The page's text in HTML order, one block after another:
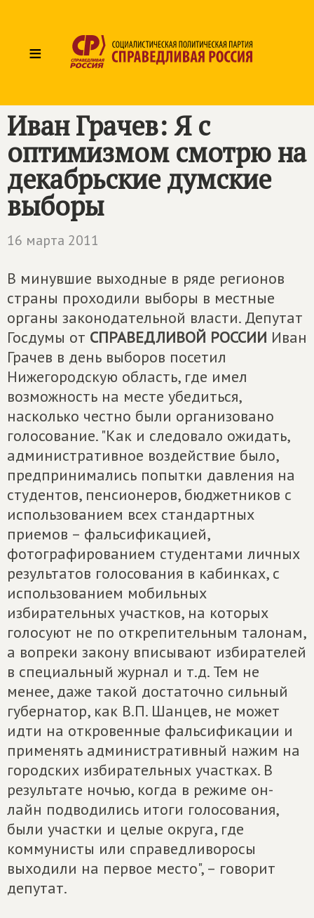
≡
Иван Грачев: Я с
оптимизмом смотрю на
декабрьские думские
выборы
16 марта 2011
В минувшие выходные в ряде регионов
страны проходили выборы в местные
органы законодательной власти. Депутат
Госдумы от СПРАВЕДЛИВОЙ РОССИИ Иван
Грачев в день выборов посетил
Нижегородскую область, где имел
возможность на месте убедиться,
насколько честно были организовано
голосование. "Как и следовало ожидать,
административное воздействие было,
предпринимались попытки давления на
студентов, пенсионеров, бюджетников с
использованием всех стандартных
приемов – фальсификацией,
фотографированием студентами личных
результатов голосования в кабинках, с
использованием мобильных
избирательных участков, на которых
голосуют не по открепительным талонам,
а вопреки закону вписывают избирателей
в специальный журнал и т.д. Тем не
менее, даже такой достаточно сильный
губернатор, как В.П. Шанцев, не может
идти на откровенные фальсификации и
применять административный нажим на
городских избирательных участках. В
результате ночью, когда в режиме он-
лайн подводились итоги голосования,
были участки и целые округа, где
коммунисты или справедливоросы
выходили на первое место", – говорит
депутат.